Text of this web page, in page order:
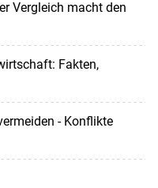
Vergleich macht den
Fakten,
- Konflikte